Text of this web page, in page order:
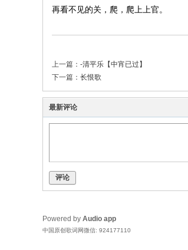
再看不见的关，爬，爬上上官。
上一篇： -清平乐【中宵已过】
下一篇： 长恨歌
最新评论
评论
Powered by Audio app
中国原创歌词网微信: 924177110